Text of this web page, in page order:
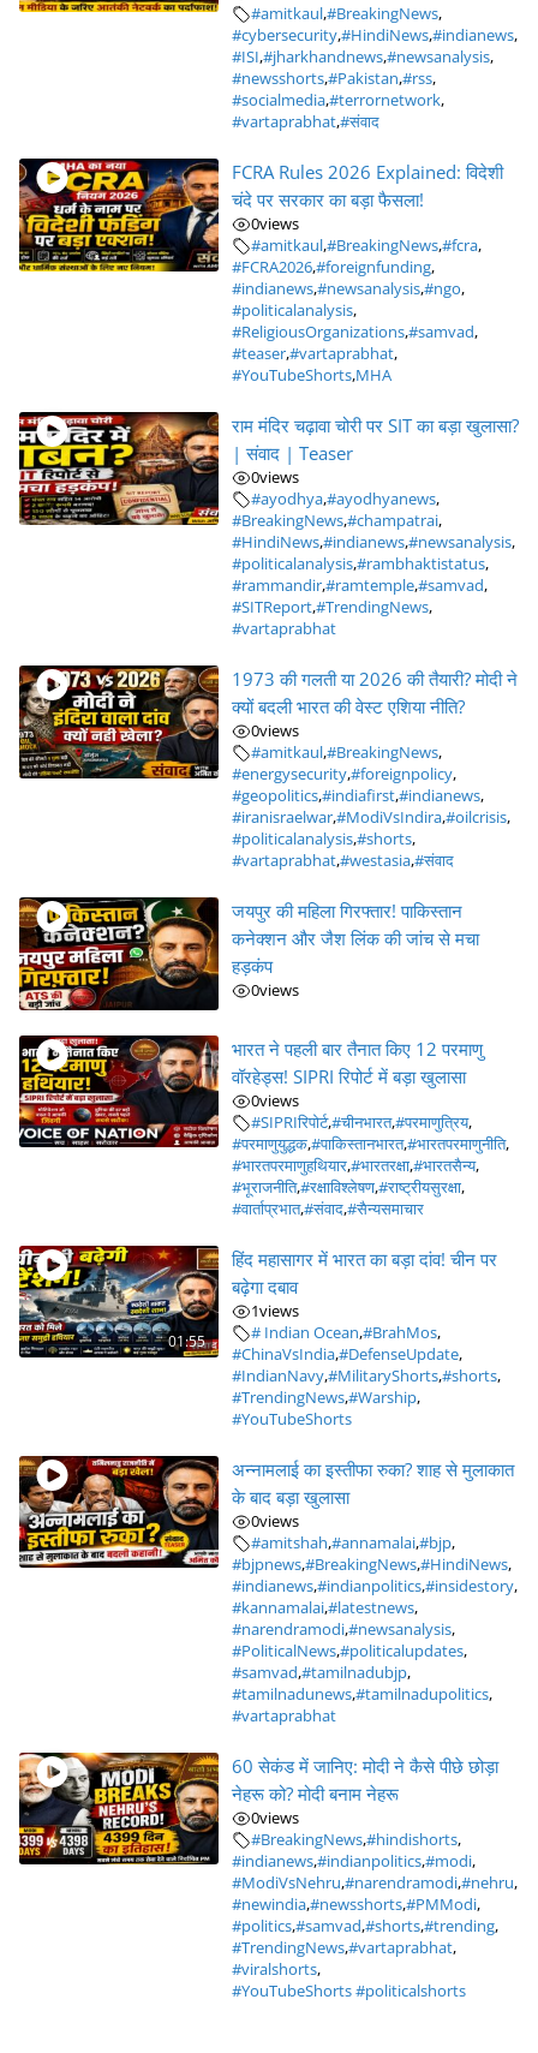
#amitkaul,#BreakingNews,
#cybersecurity,#HindiNews,#indianews,
#ISI,#jharkhandnews,#newsanalysis,
#newsshorts,#Pakistan,#rss,
#socialmedia,#terrornetwork,
#vartaprabhat,#संवाद
FCRA Rules 2026 Explained: विदेशी
चंदे पर सरकार का बड़ा फैसला!
0views
#amitkaul,#BreakingNews,#fcra,
#FCRA2026,#foreignfunding,
#indianews,#newsanalysis,#ngo,
#politicalanalysis,
#ReligiousOrganizations,#samvad,
#teaser,#vartaprabhat,
#YouTubeShorts,MHA
राम मंदिर चढ़ावा चोरी पर SIT का बड़ा खुलासा?
| संवाद | Teaser
0views
#ayodhya,#ayodhyanews,
#BreakingNews,#champatrai,
#HindiNews,#indianews,#newsanalysis,
#politicalanalysis,#rambhaktistatus,
#rammandir,#ramtemple,#samvad,
#SITReport,#TrendingNews,
#vartaprabhat
1973 की गलती या 2026 की तैयारी? मोदी ने
क्यों बदली भारत की वेस्ट एशिया नीति?
0views
#amitkaul,#BreakingNews,
#energysecurity,#foreignpolicy,
#geopolitics,#indiafirst,#indianews,
#iranisraelwar,#ModiVsIndira,#oilcrisis,
#politicalanalysis,#shorts,
#vartaprabhat,#westasia,#संवाद
जयपुर की महिला गिरफ्तार! पाकिस्तान
कनेक्शन और जैश लिंक की जांच से मचा
हड़कंप
0views
भारत ने पहली बार तैनात किए 12 परमाणु
वॉरहेड्स! SIPRI रिपोर्ट में बड़ा खुलासा
0views
#SIPRIरिपोर्ट,#चीनभारत,#परमाणुत्रिय,
#परमाणुयुद्धक,#पाकिस्तानभारत,#भारतपरमाणुनीति,
#भारतपरमाणुहथियार,#भारतरक्षा,#भारतसैन्य,
#भूराजनीति,#रक्षाविश्लेषण,#राष्ट्रीयसुरक्षा,
#वार्ताप्रभात,#संवाद,#सैन्यसमाचार
01:55
हिंद महासागर में भारत का बड़ा दांव! चीन पर
बढ़ेगा दबाव
1views
# Indian Ocean,#BrahMos,
#ChinaVsIndia,#DefenseUpdate,
#IndianNavy,#MilitaryShorts,#shorts,
#TrendingNews,#Warship,
#YouTubeShorts
अन्नामलाई का इस्तीफा रुका? शाह से मुलाकात
के बाद बड़ा खुलासा
0views
#amitshah,#annamalai,#bjp,
#bjpnews,#BreakingNews,#HindiNews,
#indianews,#indianpolitics,#insidestory,
#kannamalai,#latestnews,
#narendramodi,#newsanalysis,
#PoliticalNews,#politicalupdates,
#samvad,#tamilnadubjp,
#tamilnadunews,#tamilnadupolitics,
#vartaprabhat
60 सेकंड में जानिए: मोदी ने कैसे पीछे छोड़ा
नेहरू को? मोदी बनाम नेहरू
0views
#BreakingNews,#hindishorts,
#indianews,#indianpolitics,#modi,
#ModiVsNehru,#narendramodi,#nehru,
#newindia,#newsshorts,#PMModi,
#politics,#samvad,#shorts,#trending,
#TrendingNews,#vartaprabhat,
#viralshorts,
#YouTubeShorts #politicalshorts